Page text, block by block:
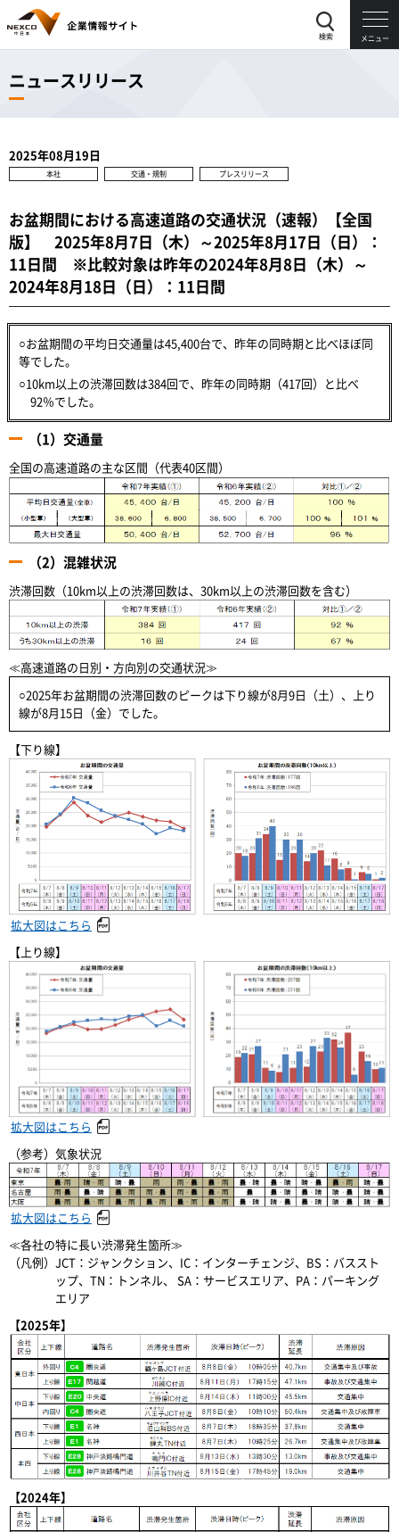
検索 メニュー
ニュースリリース
2025年08月19日
本社 交通・規制 プレスリリース
お盆期間における高速道路の交通状況（速報）【全国
版】 2025年8月7日（木）～2025年8月17日（日）：
11日間 ※比較対象は昨年の2024年8月8日（木）～
2024年8月18日（日）：11日間
○お盆期間の平均日交通量は45,400台で、昨年の同時期と比べほぼ同
等でした。
○10km以上の渋滞回数は384回で、昨年の同時期（417回）と比べ
92％でした。
（1）交通量
全国の高速道路の主な区間（代表40区間）
（2）混雑状況
渋滞回数（10km以上の渋滞回数は、30km以上の渋滞回数を含む）
≪高速道路の日別・方向別の交通状況≫
○2025年お盆期間の渋滞回数のピークは下り線が8月9日（土）、上り
線が8月15日（金）でした。
【下り線】
拡大図はこちら
【上り線】
拡大図はこちら
（参考）気象状況
拡大図はこちら
≪各社の特に長い渋滞発生箇所≫
（凡例）JCT：ジャンクション、IC：インターチェンジ、BS：バススト
ップ、TN：トンネル、
SA：サービスエリア、PA：パーキング
エリア
【2025年】
【2024年】